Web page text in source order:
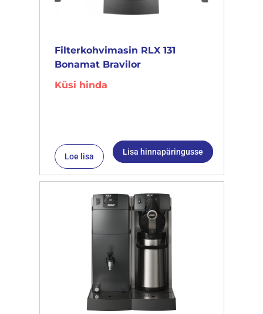
Filterkohvimasin RLX 131
Bonamat Bravilor
Küsi hinda
Loe lisa Lisa hinnapäringusse